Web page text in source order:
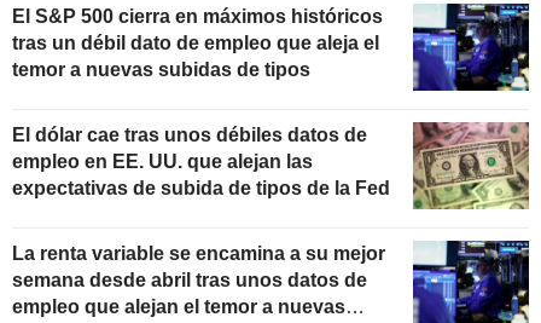
El S&P 500 cierra en máximos históricos
tras un débil dato de empleo que aleja el
temor a nuevas subidas de tipos
El dólar cae tras unos débiles datos de
empleo en EE. UU. que alejan las
expectativas de subida de tipos de la Fed
La renta variable se encamina a su mejor
semana desde abril tras unos datos de
empleo que alejan el temor a nuevas